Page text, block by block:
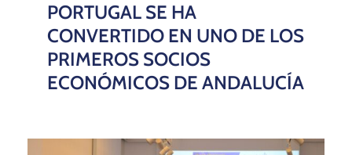
PORTUGAL SE HA
CONVERTIDO EN UNO DE LOS
PRIMEROS SOCIOS
ECONÓMICOS DE ANDALUCÍA